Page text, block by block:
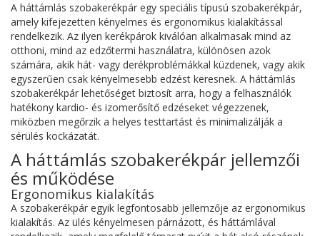
A háttámlás szobakerékpár egy speciális típusú szobakerékpár,
amely kifejezetten kényelmes és ergonomikus kialakítással
rendelkezik. Az ilyen kerékpárok kiválóan alkalmasak mind az
otthoni, mind az edzőtermi használatra, különösen azok
számára, akik hát- vagy derékproblémákkal küzdenek, vagy akik
egyszerűen csak kényelmesebb edzést keresnek. A háttámlás
szobakerékpár lehetőséget biztosít arra, hogy a felhasználók
hatékony kardio- és izomerősítő edzéseket végezzenek,
miközben megőrzik a helyes testtartást és minimalizálják a
sérülés kockázatát.
A háttámlás szobakerékpár jellemzői
és működése
Ergonomikus kialakítás
A szobakerékpár egyik legfontosabb jellemzője az ergonomikus
kialakítás. Az ülés kényelmesen párnázott, és háttámlával